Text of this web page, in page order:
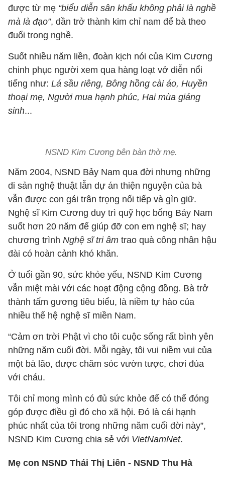
được từ mẹ “biểu diễn sân khấu không phải là nghề
mà là đạo”, dần trở thành kim chỉ nam để bà theo
đuổi trong nghề.
Suốt nhiều năm liền, đoàn kịch nói của Kim Cương
chinh phục người xem qua hàng loạt vở diễn nổi
tiếng như: Lá sầu riêng, Bông hồng cài áo, Huyền
thoại mẹ, Người mua hạnh phúc, Hai mùa giáng
sinh...
NSND Kim Cương bên bàn thờ mẹ.
Năm 2004, NSND Bảy Nam qua đời nhưng những
di sản nghệ thuật lẫn dự án thiện nguyện của bà
vẫn được con gái trân trọng nối tiếp và gìn giữ.
Nghệ sĩ Kim Cương duy trì quỹ học bổng Bảy Nam
suốt hơn 20 năm để giúp đỡ con em nghệ sĩ; hay
chương trình Nghệ sĩ tri âm trao quà công nhân hậu
đài có hoàn cảnh khó khăn.
Ở tuổi gần 90, sức khỏe yếu, NSND Kim Cương
vẫn miệt mài với các hoạt động cộng đồng. Bà trở
thành tấm gương tiêu biểu, là niềm tự hào của
nhiều thế hệ nghệ sĩ miền Nam.
“Cảm ơn trời Phật vì cho tôi cuộc sống rất bình yên
những năm cuối đời. Mỗi ngày, tôi vui niềm vui của
một bà lão, được chăm sóc vườn tược, chơi đùa
với cháu.
Tôi chỉ mong mình có đủ sức khỏe để có thể đóng
góp được điều gì đó cho xã hội. Đó là cái hạnh
phúc nhất của tôi trong những năm cuối đời này”,
NSND Kim Cương chia sẻ với VietNamNet.
Mẹ con NSND Thái Thị Liên - NSND Thu Hà